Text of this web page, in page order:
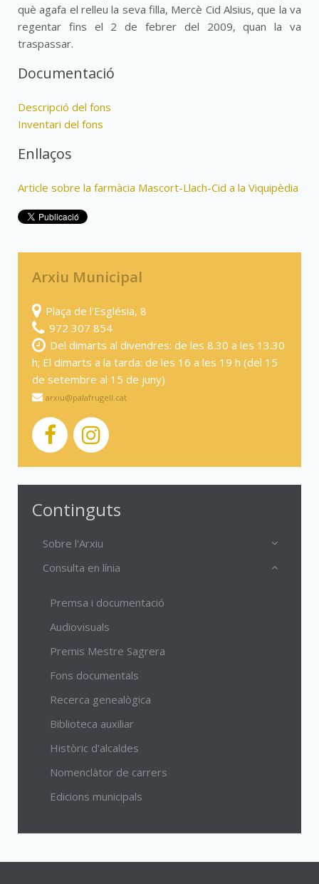
què agafa el relleu la seva filla, Mercè Cid Alsius, que la va
regentar fins el 2 de febrer del 2009, quan la va
traspassar.
Documentació
Descripció del fons
Inventari del fons
Enllaços
Article sobre la farmàcia Mascort-Llach-Cid a la Viquipèdia
Arxiu Municipal
Plaça de l'Església, 8
972 307 854
Del dimarts al divendres: de les 8.30 a les 13.30
h; El dimarts a la tarda: de les 16 a les 19 h (del 15
de setembre al 15 de juny)
arxiu@palafrugell.cat
Continguts
Sobre l'Arxiu
Consulta en línia
Premsa i documentació
Audiovisuals
Premis Mestre Sagrera
Fons documentals
Recerca genealògica
Biblioteca auxiliar
Històric d'alcaldes
Nomenclàtor de carrers
Edicions municipals